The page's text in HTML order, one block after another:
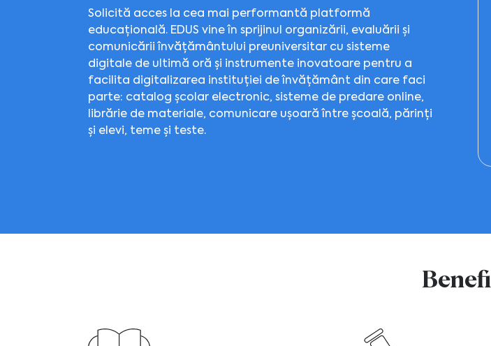
Solicită acces la cea mai performantă platformă
educațională. EDUS vine în sprijinul organizării, evaluării și
comunicării învățământului preuniversitar cu sisteme
digitale de ultimă oră și instrumente inovatoare pentru a
facilita digitalizarea instituției de învățământ din care faci
parte: catalog școlar electronic, sisteme de predare online,
librărie de materiale, comunicare ușoară între școală, părinți
și elevi, teme și teste.